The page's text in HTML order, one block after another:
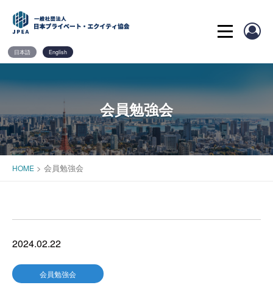
content
日本語 English
会員勉強会
HOME > 会員勉強会
2024.02.22
会員勉強会